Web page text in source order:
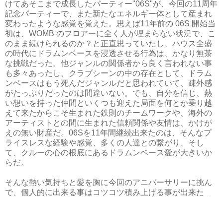
けてあそこまで成長したパーティー"06S"が、今回の11周年
記念パーティーで、また新たなエネルギー体として産まれ
変わったような感覚を覚えた。思えば11年前の 06S 開始当
初は、 WOMB のフロアーに全く人が埋まらない状況で、こ
のまま続けられるのか？と正直思っていたし、ハウス全盛
の時代にドラムンベースを浸透させる行為は、かなり無茶
な挑戦だった。他ジャンルの関係者から良く言われない事
も多々あったし、クラブシーンの中の存在として、ドラム
ンベースはもう死んだジャンルだと思われていて、疎外感
がたっぷりだったのは間違いない。でも、自分を信じ、熱
い想いを持った仲間といくつも迎えた局面を何とか乗り越
えて来たからこそ生まれた鉄則のチームワークや、海外の
アーティストとの間に生まれた信頼関係や友情は、かけが
えの無い財産だ。 06Sを11年間継続出来たのは、そんなプ
ライスレスな経験や感覚、多くの人達との繋がり、そし
て、クルーの心の根底にあるドラムンベース愛が大きいか
らだ。
そんな熱い気持ちと愛を胸に今回のアニバーサリーに挑ん
で、個人的に出来る事はコツコツ積み上げる事が出来た